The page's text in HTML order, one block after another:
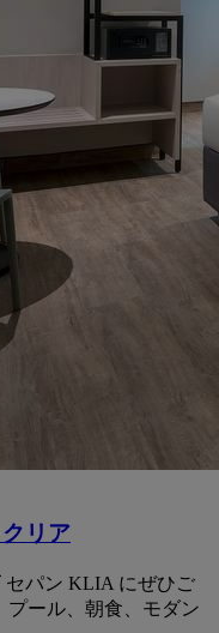
リア
パン KLIA にぜひご
プール、朝食、モダン